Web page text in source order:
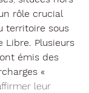
rôle crucial
territoire sous
Libre. Plusieurs
émis des
«
leur